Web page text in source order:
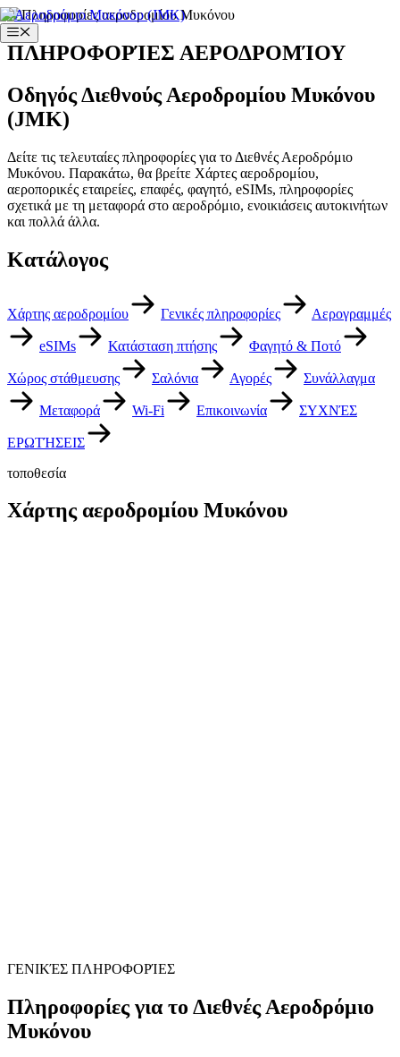
Μετάβαση
στο
περιεχόμενο
Μενού
ΠΛΗΡΟΦΟΡΊΕΣ ΑΕΡΟΔΡΟΜΊΟΥ
Οδηγός Διεθνούς Αεροδρομίου Μυκόνου
(JMK)
Δείτε τις τελευταίες πληροφορίες για το Διεθνές Αεροδρόμιο
Μυκόνου. Παρακάτω, θα βρείτε Χάρτες αεροδρομίου,
αεροπορικές εταιρείες, επαφές, φαγητό, eSIMs, πληροφορίες
σχετικά με τη μεταφορά στο αεροδρόμιο, ενοικιάσεις αυτοκινήτων
και πολλά άλλα.
Κατάλογος
Χάρτης αεροδρομίου Γενικές πληροφορίες Αερογραμμές
eSIMs Κατάσταση πτήσης Φαγητό & Ποτό
Χώρος στάθμευσης Σαλόνια Αγορές Συνάλλαγμα
Μεταφορά Wi-Fi Επικοινωνία ΣΥΧΝΈΣ
ΕΡΩΤΉΣΕΙΣ
τοποθεσία
Χάρτης αεροδρομίου Μυκόνου
ΓΕΝΙΚΈΣ ΠΛΗΡΟΦΟΡΊΕΣ
Πληροφορίες για το Διεθνές Αεροδρόμιο
Μυκόνου